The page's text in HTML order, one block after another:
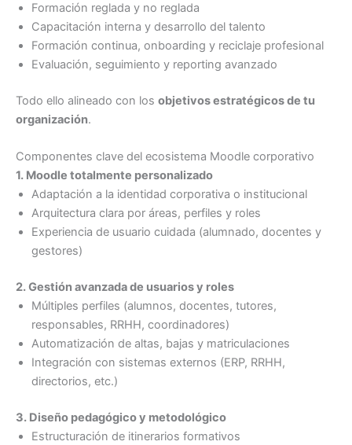
Formación reglada y no reglada
Capacitación interna y desarrollo del talento
Formación continua, onboarding y reciclaje profesional
Evaluación, seguimiento y reporting avanzado
Todo ello alineado con los objetivos estratégicos de tu
organización.
Componentes clave del ecosistema Moodle corporativo
1. Moodle totalmente personalizado
Adaptación a la identidad corporativa o institucional
Arquitectura clara por áreas, perfiles y roles
Experiencia de usuario cuidada (alumnado, docentes y
gestores)
2. Gestión avanzada de usuarios y roles
Múltiples perfiles (alumnos, docentes, tutores,
responsables, RRHH, coordinadores)
Automatización de altas, bajas y matriculaciones
Integración con sistemas externos (ERP, RRHH,
directorios, etc.)
3. Diseño pedagógico y metodológico
Estructuración de itinerarios formativos